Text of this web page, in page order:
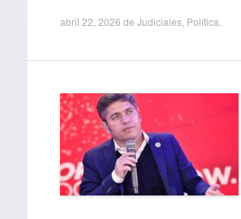
abril 22, 2026 de Judiciales, Política